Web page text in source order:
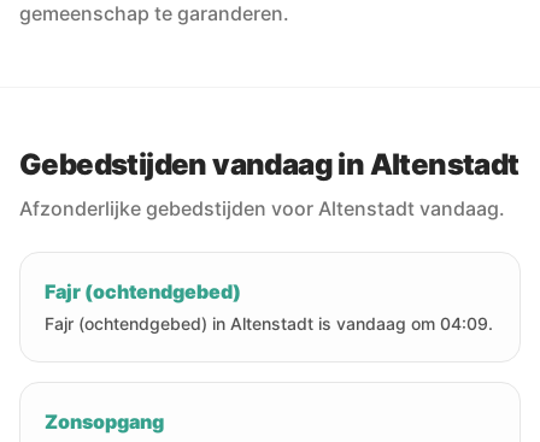
gemeenschap te garanderen.
Gebedstijden vandaag in Altenstadt
Afzonderlijke gebedstijden voor Altenstadt vandaag.
Fajr (ochtendgebed)
Fajr (ochtendgebed) in Altenstadt is vandaag om 04:09.
Zonsopgang